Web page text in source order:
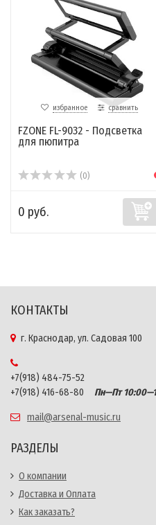
избранное сравнить
FZONE FL-9032 - Подсветка
для пюпитра
(0)
0 руб.
КОНТАКТЫ
г. Краснодар, ул. Садовая 100
+7(918) 484-75-52
+7(918) 416-68-80
Пн—Пт
mail@arsenal-music.ru
РАЗДЕЛЫ
О компании
Доставка и Оплата
Как заказать?